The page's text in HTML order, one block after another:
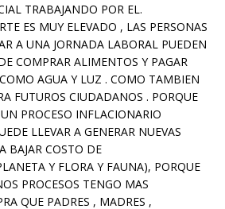
TRABAJANDO POR EL.
ES MUY ELEVADO , LAS PERSONAS
A UNA JORNADA LABORAL PUEDEN
COMPRAR ALIMENTOS Y PAGAR
AGUA Y LUZ . COMO TAMBIEN
FUTUROS CIUDADANOS . PORQUE
PROCESO INFLACIONARIO
LLEVAR A GENERAR NUEVAS
BAJAR COSTO DE
Y FLORA Y FAUNA), PORQUE
PROCESOS TENGO MAS
QUE PADRES , MADRES ,